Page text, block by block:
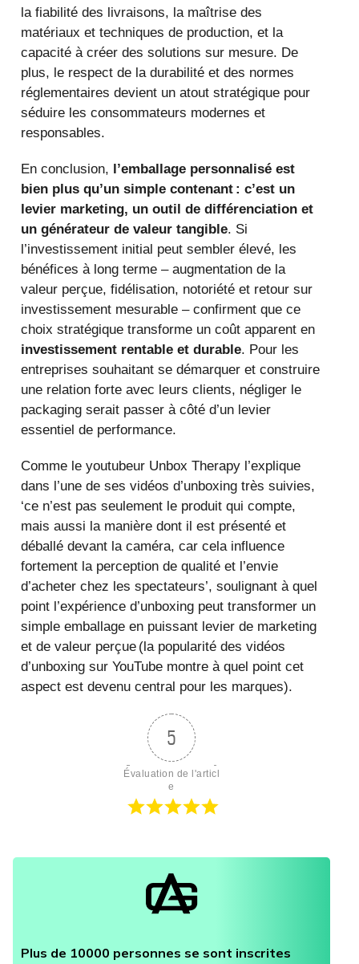
la fiabilité des livraisons, la maîtrise des
matériaux et techniques de production, et la
capacité à créer des solutions sur mesure. De
plus, le respect de la durabilité et des normes
réglementaires devient un atout stratégique pour
séduire les consommateurs modernes et
responsables.
En conclusion, l’emballage personnalisé est
bien plus qu’un simple contenant : c’est un
levier marketing, un outil de différenciation et
un générateur de valeur tangible. Si
l’investissement initial peut sembler élevé, les
bénéfices à long terme – augmentation de la
valeur perçue, fidélisation, notoriété et retour sur
investissement mesurable – confirment que ce
choix stratégique transforme un coût apparent en
investissement rentable et durable. Pour les
entreprises souhaitant se démarquer et construire
une relation forte avec leurs clients, négliger le
packaging serait passer à côté d’un levier
essentiel de performance.
Comme le youtubeur Unbox Therapy l’explique
dans l’une de ses vidéos d’unboxing très suivies,
‘ce n’est pas seulement le produit qui compte,
mais aussi la manière dont il est présenté et
déballé devant la caméra, car cela influence
fortement la perception de qualité et l’envie
d’acheter chez les spectateurs’, soulignant à quel
point l’expérience d’unboxing peut transformer un
simple emballage en puissant levier de marketing
et de valeur perçue (la popularité des vidéos
d’unboxing sur YouTube montre à quel point cet
aspect est devenu central pour les marques).
5
Évaluation de l'articl
e
Plus de 10000 personnes se sont inscrites